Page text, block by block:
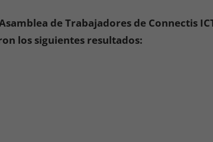
de Trabajadores de Connectis
los siguientes resultados: